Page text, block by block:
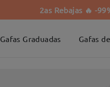
2as Rebajas 🔥 -
Gafas Graduadas Gafas